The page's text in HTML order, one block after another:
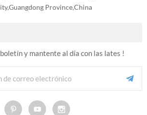
Province,China
y mantente al día con las lates !